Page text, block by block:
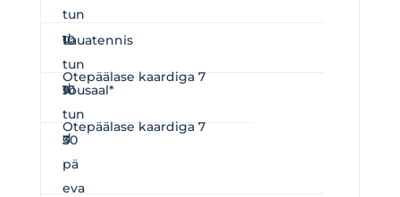
tun
d
10
Otepäälase kaardiga 7
1
tun
d
10
Otepäälase kaardiga 7
Lauatennis
1
tun
d
3
Jõusaal*
30
pä
eva